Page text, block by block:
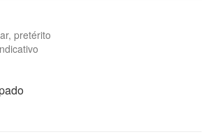
pretérito